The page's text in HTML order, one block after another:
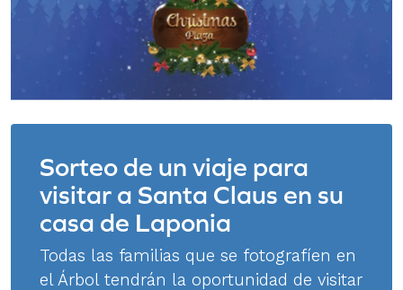
Sorteo de un viaje para
visitar a Santa Claus en su
casa de Laponia
Todas las familias que se fotografíen en
el Árbol tendrán la oportunidad de visitar